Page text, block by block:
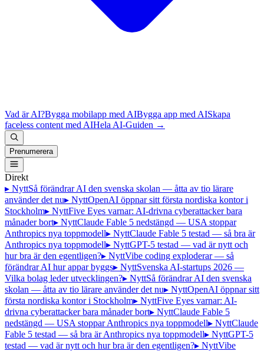
Vad är AI?Bygga mobilapp med AIBygga app med AISkapa
faceless content med AIHela AI-Guiden →
Prenumerera
Direkt
▸ NyttSå förändrar AI den svenska skolan — åtta av tio lärare
använder det nu▸ NyttOpenAI öppnar sitt första nordiska kontor i
Stockholm▸ NyttFive Eyes varnar: AI-drivna cyberattacker bara
månader bort▸ NyttClaude Fable 5 nedstängd — USA stoppar
Anthropics nya toppmodell▸ NyttClaude Fable 5 testad — så bra är
Anthropics nya toppmodell▸ NyttGPT-5 testad — vad är nytt och
hur bra är den egentligen?▸ NyttVibe coding exploderar — så
förändrar AI hur appar byggs▸ NyttSvenska AI-startups 2026 —
Vilka bolag leder utvecklingen?▸ NyttSå förändrar AI den svenska
skolan — åtta av tio lärare använder det nu▸ NyttOpenAI öppnar sitt
första nordiska kontor i Stockholm▸ NyttFive Eyes varnar: AI-
drivna cyberattacker bara månader bort▸ NyttClaude Fable 5
nedstängd — USA stoppar Anthropics nya toppmodell▸ NyttClaude
Fable 5 testad — så bra är Anthropics nya toppmodell▸ NyttGPT-5
testad — vad är nytt och hur bra är den egentligen?▸ NyttVibe